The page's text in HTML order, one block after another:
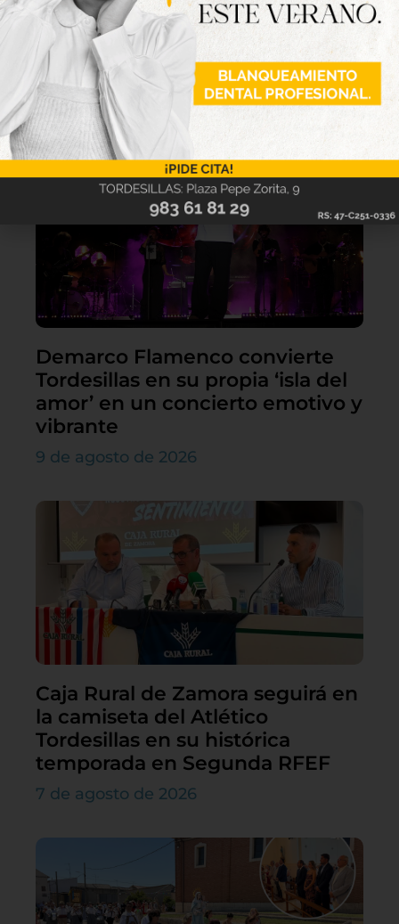
Lo último
Demarco Flamenco convierte
Tordesillas en su propia ‘isla del
amor’ en un concierto emotivo y
vibrante
9 de agosto de 2026
Caja Rural de Zamora seguirá en
la camiseta del Atlético
Tordesillas en su histórica
temporada en Segunda RFEF
7 de agosto de 2026